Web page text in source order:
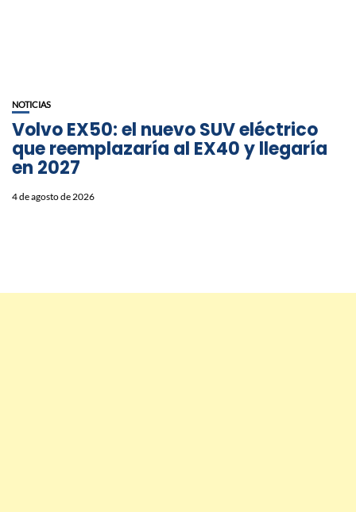
NOTICIAS
Volvo EX50: el nuevo SUV eléctrico
que reemplazaría al EX40 y llegaría
en 2027
4 de agosto de 2026